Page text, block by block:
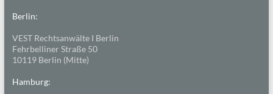
Berlin:
VEST Rechtsanwälte I Berlin
Fehrbelliner Straße 50
10119 Berlin (Mitte)
Hamburg: